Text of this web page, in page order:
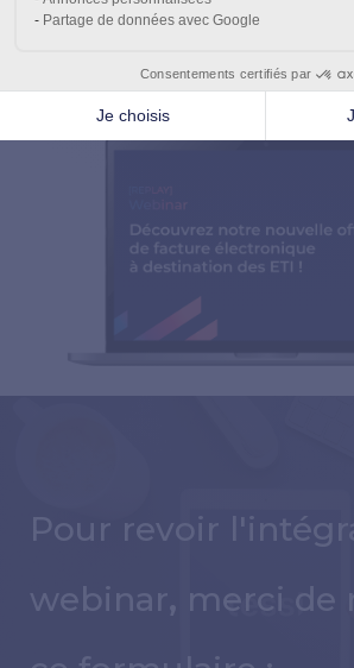
webinar :
Pour revoir
webinar, merci de
Partage de données avec Google
Consentements certifiés par
Je choisis